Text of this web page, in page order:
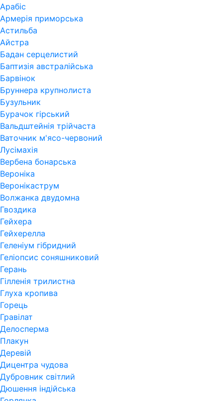
Арабіс
Армерія приморська
Астильба
Айстра
Бадан серцелистий
Баптизія австралійська
Барвінок
Бруннера крупнолиста
Бузульник
Бурачок гірський
Вальдштейнія трійчаста
Ваточник м'ясо-червоний
Лусімахія
Вербена бонарська
Вероніка
Веронікаструм
Волжанка двудомна
Гвоздика
Гейхера
Гейхерелла
Геленіум гібридний
Геліопсис соняшниковий
Герань
Гiлленiя трилистна
Глуха кропива
Горець
Гравілат
Делосперма
Плакун
Деревій
Дицентра чудова
Дубровник світлий
Дюшення індійська